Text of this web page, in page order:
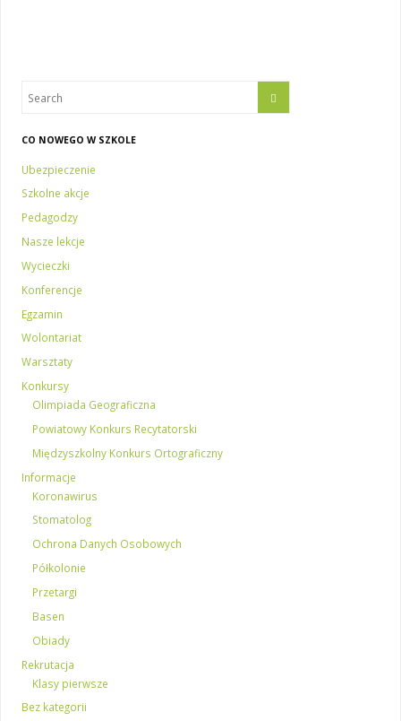
CO NOWEGO W SZKOLE
Ubezpieczenie
Szkolne akcje
Pedagodzy
Nasze lekcje
Wycieczki
Konferencje
Egzamin
Wolontariat
Warsztaty
Konkursy
Olimpiada Geograficzna
Powiatowy Konkurs Recytatorski
Międzyszkolny Konkurs Ortograficzny
Informacje
Koronawirus
Stomatolog
Ochrona Danych Osobowych
Półkolonie
Przetargi
Basen
Obiady
Rekrutacja
Klasy pierwsze
Bez kategorii